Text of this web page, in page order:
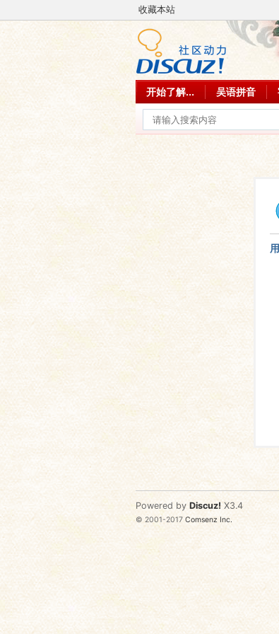
收藏本站
开始了解... 吴语拼音
Powered by Discuz! X3.4
© 2001-2017Comsenz Inc.